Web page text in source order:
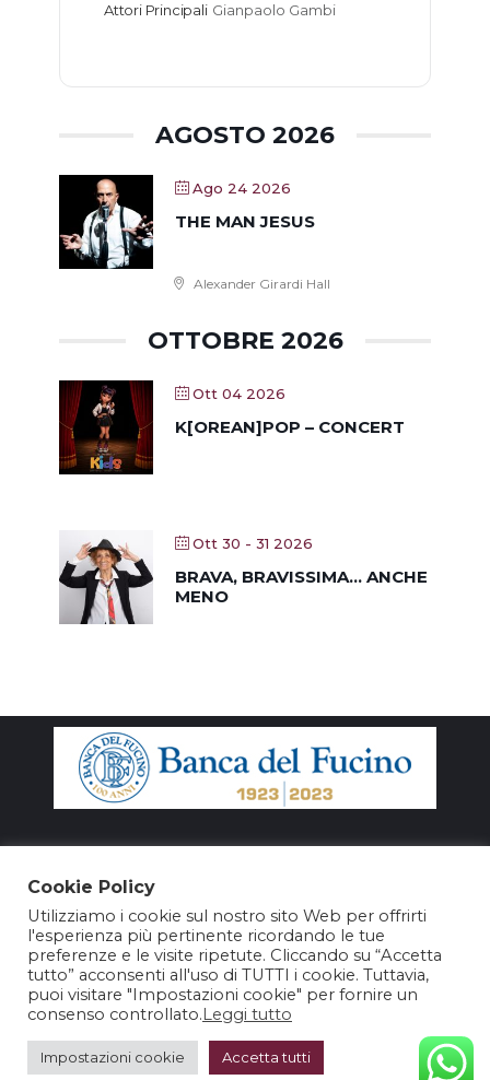
Attori Principali Gianpaolo Gambi
AGOSTO 2026
Ago 24 2026
THE MAN JESUS
Alexander Girardi Hall
OTTOBRE 2026
Ott 04 2026
K[OREAN]POP – CONCERT
Ott 30 - 31 2026
BRAVA, BRAVISSIMA… ANCHE
MENO
Cookie Policy
Utilizziamo i cookie sul nostro sito Web per offrirti
l'esperienza più pertinente ricordando le tue
preferenze e le visite ripetute. Cliccando su “Accetta
tutto” acconsenti all'uso di TUTTI i cookie. Tuttavia,
puoi visitare "Impostazioni cookie" per fornire un
consenso controllato.Leggi tutto
Impostazioni cookie Accetta tutti